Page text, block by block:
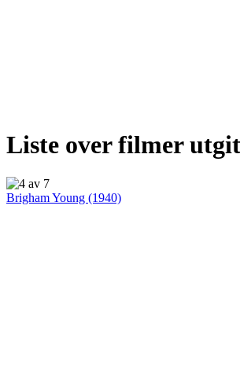
Liste over filmer
Brigham Young (1940)